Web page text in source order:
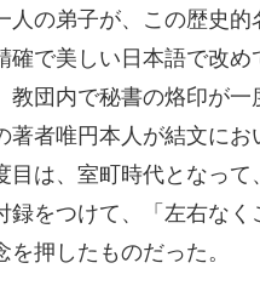
の弟子が、この歴史的
で美しい日本語で改め
団内で秘書の烙印が
者唯円本人が結文に
は、室町時代となっ
をつけて、「左右な
押したものだった。